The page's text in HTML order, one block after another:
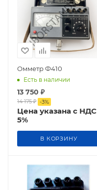
Омметр Ф410
Есть в наличии
13 750 ₽
14 175₽ -3%
Цена указана с НДС
5%
В КОРЗИНУ